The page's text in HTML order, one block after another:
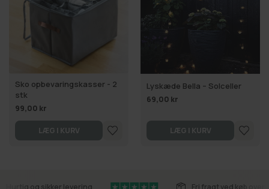
Sko opbevaringskasser - 2
stk
99,00 kr
LÆG I KURV
Lyskæde Bella – Solceller
69,00 kr
LÆG I KURV
Hurtig og sikker levering Fri fragt ved køb over